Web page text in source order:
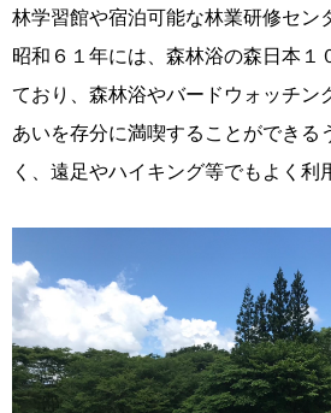
林学習館や宿泊可能な林業研修セン
昭和６１年には、森林浴の森日本１
ており、森林浴やバードウォッチン
あいを存分に満喫することができる
く、遠足やハイキング等でもよく利